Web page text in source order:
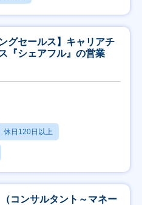
セールス】キャリアチ
『シェアフル』の営業
休日120日以上
コンサルタント～マネー